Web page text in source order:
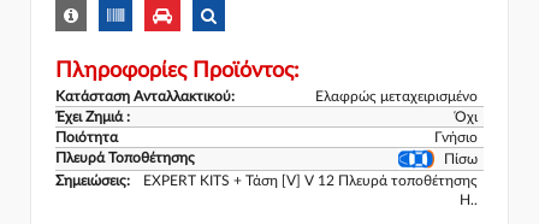
Πληροφορίες Προϊόντος:
Κατάσταση Ανταλλακτικού:
Ελαφρώς μεταχειρισμένο
Έχει Ζημιά :
Όχι
Ποιότητα
Γνήσιο
Πλευρά Τοποθέτησης
Πίσω
Σημειώσεις:
EXPERT KITS + Τάση [V] V 12 Πλευρά τοποθέτησης
H..